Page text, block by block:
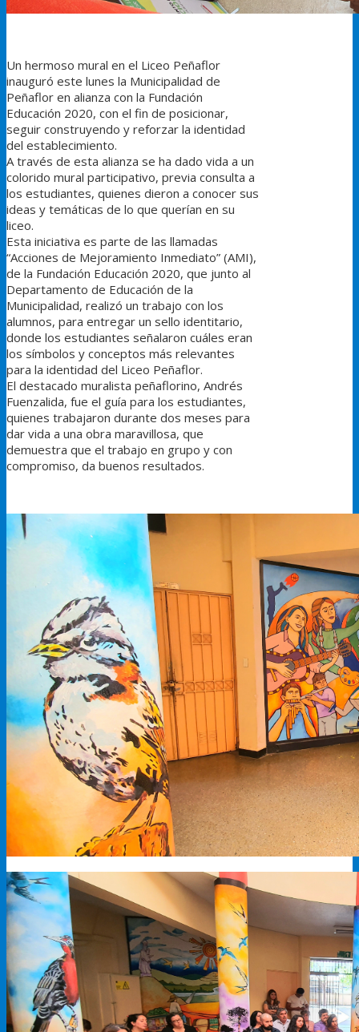
Un hermoso mural en el Liceo Peñaflor
inauguró este lunes la Municipalidad de
Peñaflor en alianza con la Fundación
Educación 2020, con el fin de posicionar,
seguir construyendo y reforzar la identidad
del establecimiento.
A través de esta alianza se ha dado vida a un
colorido mural participativo, previa consulta a
los estudiantes, quienes dieron a conocer sus
ideas y temáticas de lo que querían en su
liceo.
Esta iniciativa es parte de las llamadas
“Acciones de Mejoramiento Inmediato” (AMI),
de la Fundación Educación 2020, que junto al
Departamento de Educación de la
Municipalidad, realizó un trabajo con los
alumnos, para entregar un sello identitario,
donde los estudiantes señalaron cuáles eran
los símbolos y conceptos más relevantes
para la identidad del Liceo Peñaflor.
El destacado muralista peñaflorino, Andrés
Fuenzalida, fue el guía para los estudiantes,
quienes trabajaron durante dos meses para
dar vida a una obra maravillosa, que
demuestra que el trabajo en grupo y con
compromiso, da buenos resultados.